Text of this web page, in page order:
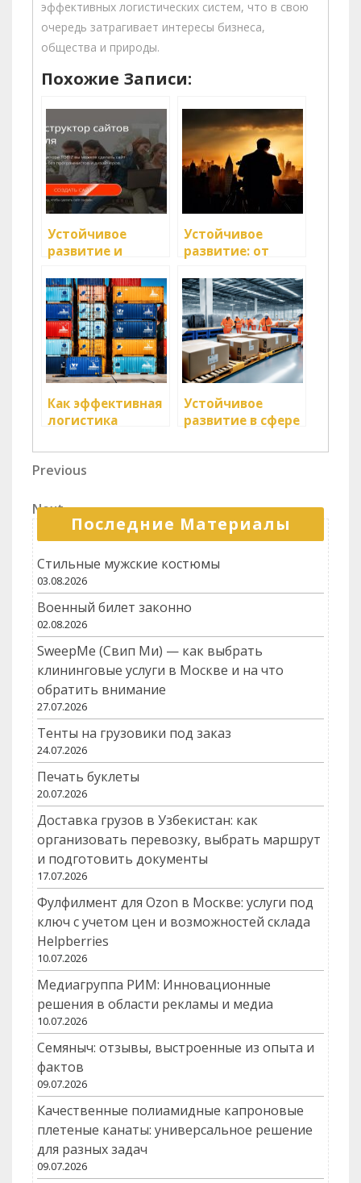
эффективных логистических систем, что в свою
очередь затрагивает интересы бизнеса,
общества и природы.
Похожие Записи:
Устойчивое
развитие и
цепями поставок
Устойчивое
развитие: от
практике в
логистике
Как эффективная
логистика
устойчивое
развитие
Устойчивое
развитие в сфере
Навигация
по
записям
Previous
Previous
Next
Post
Next
Последние Материалы
Стильные мужские костюмы
03.08.2026
Военный билет законно
02.08.2026
SweepMe (Свип Ми) — как выбрать
клининговые услуги в Москве и на что
обратить внимание
27.07.2026
Тенты на грузовики под заказ
24.07.2026
Печать буклеты
20.07.2026
Доставка грузов в Узбекистан: как
организовать перевозку, выбрать маршрут
и подготовить документы
17.07.2026
Фулфилмент для Ozon в Москве: услуги под
ключ с учетом цен и возможностей склада
Helpberries
10.07.2026
Медиагруппа РИМ: Инновационные
решения в области рекламы и медиа
10.07.2026
Семяныч: отзывы, выстроенные из опыта и
фактов
09.07.2026
Качественные полиамидные капроновые
плетеные канаты: универсальное решение
для разных задач
09.07.2026